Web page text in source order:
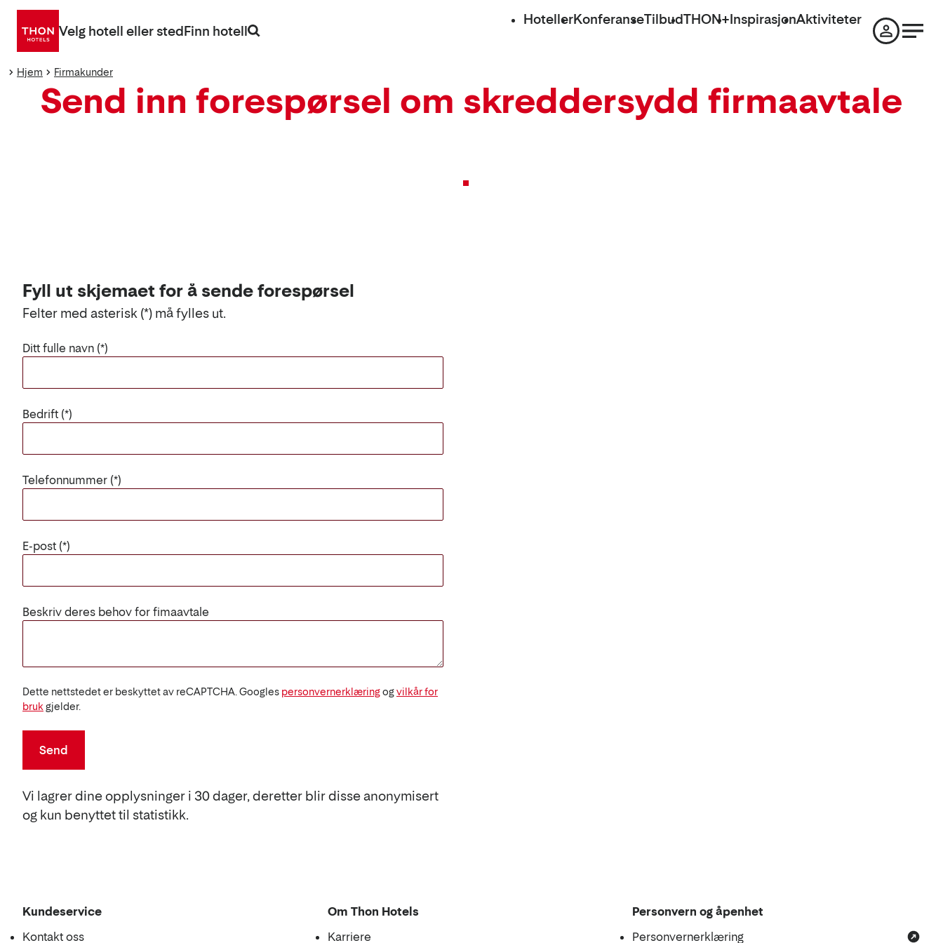
Gå
direkte
Velg hotell eller stedFinn hotell
HotellerKonferanseTilbudTHON+ InspirasjonAktiviteter
Hjem Firmakunder
Send inn forespørsel om skreddersydd firmaavtale
Fyll ut skjemaet for å sende forespørsel
Felter med asterisk (*) må fylles ut.
Ditt fulle navn
Bedrift
Telefonnummer
E-post
Beskriv deres behov for fimaavtale
Dette nettstedet er beskyttet av reCAPTCHA. Googles personvernerklæringogvilkår for
bruk gjelder.
Send
Vi lagrer dine opplysninger i 30 dager, deretter blir disse anonymisert
og kun benyttet til statistikk.
Kundeservice
Kontakt oss
Om Thon Hotels
Karriere
Personvern og åpenhet
Personvernerklæring